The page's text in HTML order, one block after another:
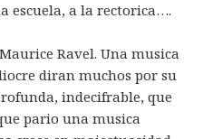
escuela, a la rectorica….
Maurice Ravel. Una musica
diran muchos por su
indecifrable, que
pario una musica